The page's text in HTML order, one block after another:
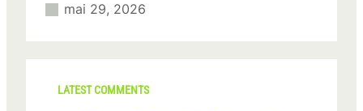
mai 29, 2026
LATEST COMMENTS